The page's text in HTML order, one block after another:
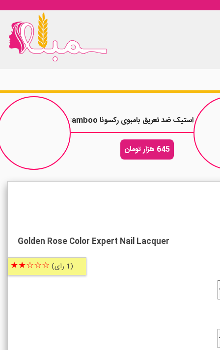
استیک ضد تعریق بامبوی رکسونا Rexona Bamboo وزن 40 گرم
645 هزار تومان
Golden Rose Color Expert Nail Lacquer
(1 رای) ☆☆☆★★